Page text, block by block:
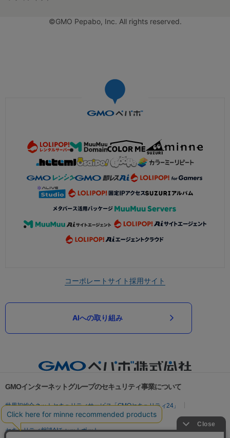
©GMO Pepabo, Inc. All rights reserved.
コーポレートサイト採用サイト
AIへの取り組み
GMOインターネットグループのセキュリティ事業について
世界初総合ネットセキュリティサービス「GMOセキュリティ24」
パスワード漏洩診断
Webサイトリスク診断
セキュリティ相談AIチャットボット